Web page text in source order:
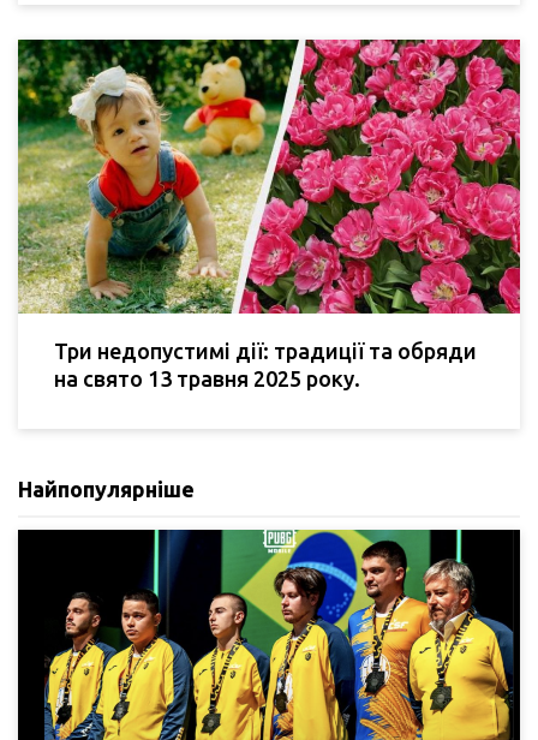
Три недопустимі дії: традиції та обряди
на свято 13 травня 2025 року.
Найпопулярніше